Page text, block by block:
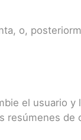
o,
el usuario y
resúmenes de